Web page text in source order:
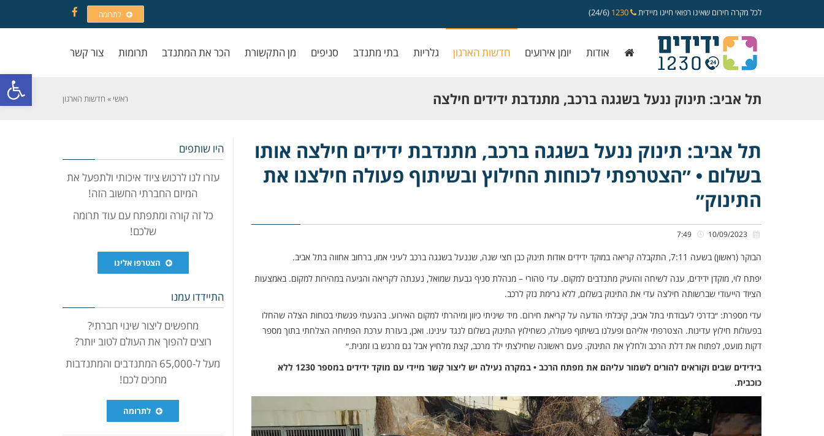
פתח
לכל מקרה חירום שאינו רפואי חייגו מיידית (24/6) לתרומה
Facebook
אודות יומן אירועים חדשות הארגון גלריות בתי מתנדב סניפים מן התקשורת הכר את המתנדב תרומות צור קשר
תל אביב: תינוק ננעל בשגגה ברכב, מתנדבת ידידים חילצה
אותו בשלום • ״הצטרפתי לכוחות החילוץ ובשיתוף פעולה
חילצנו את התינוק״
ראשי » חדשות הארגון
תל אביב: תינוק ננעל בשגגה ברכב, מתנדבת ידידים חילצה אותו
בשלום • ״הצטרפתי לכוחות החילוץ ובשיתוף פעולה חילצנו את
התינוק״
הבוקר (ראשון) בשעה 7:11, התקבלה קריאה במוקד ידידים אודות תינוק כבן חצי שנה, שננעל בשגגה ברכב לעיני אמו, ברחוב אחווה בתל אביב.
יפתח לוי, מוקדן ידידים, ענה לשיחה והזעיק מתנדבים למקום. עדי טהורי – מנהלת סניף גבעת שמואל, נענתה לקריאה והגיעה במהירות למקום. באמצעות
הציוד הייעודי שברשותה חילצה עדי את התינוק בשלום, ללא גרימת נזק לרכב.
עדי מספרת: ״בדרכי לעבודתי בתל אביב, קיבלתי הודעה על קריאת חירום. מיד שיניתי כיוון ומיהרתי למקום האירוע. בהגעתי פגשתי בכוחות הצלה שהחלו
בפעולות חילוץ עדינות. הצטרפתי אליהם ופעלנו בשיתוף פעולה, כשחילוץ התינוק בשלום לנגד עינינו. ואכן, בעזרת ערכת הפתיחה הצלחתי בתוך מספר
דקות מועט, לפתוח את דלת הרכב ולחלץ את התינוק. פעם ראשונה שחילצתי ילד מרכב, קצת מלחיץ אבל גם מרגש בו זמנית.״
בידידים שבים וקוראים להורים לשמור עליהם את מפתח הרכב • במקרה נעילה יש ליצור קשר מיידי עם מוקד ידידים במספר 1230 ללא
כוכבית.
היו שותפים
עזרו לנו לרכוש ציוד איכותי ולתפעל את
המיזם החברתי החשוב הזה!
כל זה קורה ומתפתח עם עוד תרומה
שלכם!
הצטרפו אלינו
התיידדו עמנו
מחפשים ליצור שינוי חברתי?
רוצים להפוך את העולם לטוב יותר?
מעל ל-65,000 המתנדבים והמתנדבות
מחכים לכם!
לתרומה